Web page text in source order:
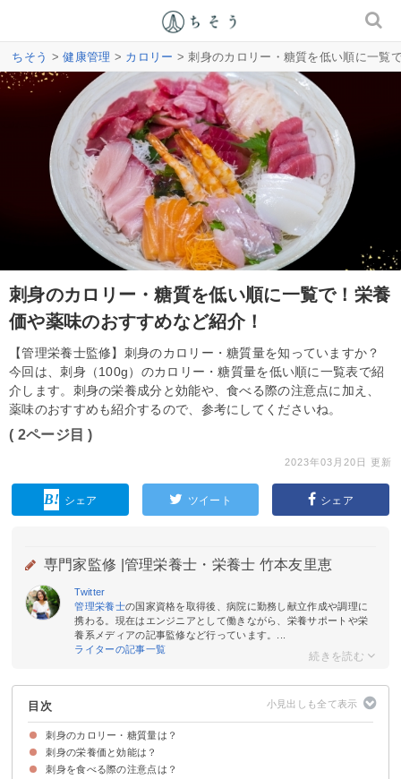
ちそう >健康管理 > カロリー > 刺身のカロリー・糖質を低い順に一覧
刺身のカロリー・糖質を低い順に一覧で！栄養
価や薬味のおすすめなど紹介！
【管理栄養士監修】刺身のカロリー・糖質量を知っていますか？
今回は、刺身（100g）のカロリー・糖質量を低い順に一覧表で紹
介します。刺身の栄養成分と効能や、食べる際の注意点に加え、
薬味のおすすめも紹介するので、参考にしてくださいね。
( 2ページ目 )
2023年03月20日 更新
シェア ツイート シェア
専門家監修 | 管理栄養士・栄養士 竹本友里恵
Twitter
管理栄養士の国家資格を取得後、病院に勤務し献立作成や調理に
携わる。現在はエンジニアとして働きながら、栄養サポートや栄
養系メディアの記事監修など行っています。...
ライターの記事一覧
目次
刺身のカロリー・糖質量は？
刺身（100g）のカロリー・糖質を【低い順】に紹介
刺身の栄養価と効能は？
①アスタキサンチン
②EPA（エイコサペンタエン酸）
③DHA（ドコサヘキサエン酸）
④タウリン
⑤ビタミンB6
⑥カリウム
刺身を食べる際の注意点は？